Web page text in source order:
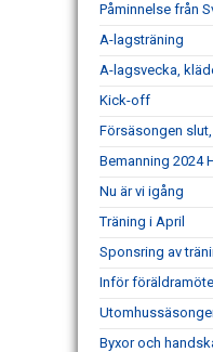
Påminnelse från
A-lagsträning
A-lagsvecka,
Kick-off
Försäsongen
Bemanning 2024
Nu är vi igång
Träning i April
Sponsring av
Inför
Byxor och